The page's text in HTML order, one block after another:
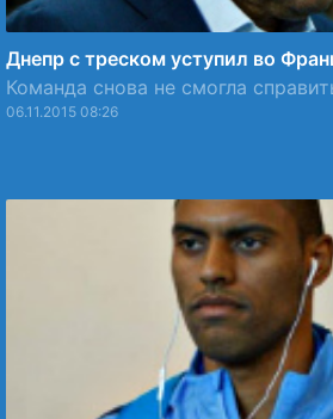
Днепр с треском уступил во
Команда снова не смогла
06.11.2015 08:26